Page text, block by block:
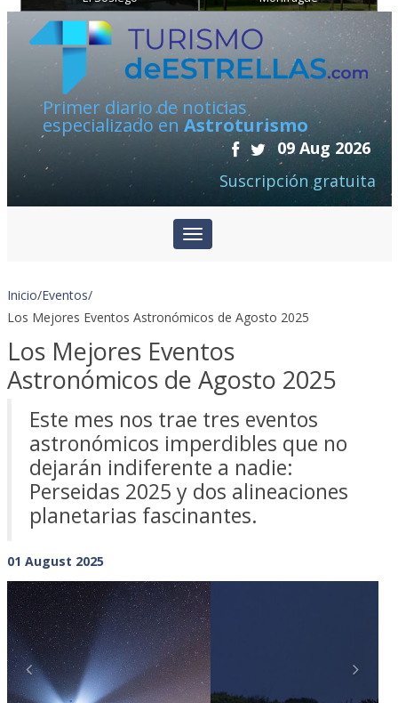
Primer diario de noticias
especializado en Astroturismo
09 Aug 2026
Suscripción gratuita
Inicio/Eventos/
Los Mejores Eventos Astronómicos de Agosto 2025
Los Mejores Eventos
Astronómicos de Agosto 2025
Este mes nos trae tres eventos
astronómicos imperdibles que no
dejarán indiferente a nadie:
Perseidas 2025 y dos alineaciones
planetarias fascinantes.
01 August 2025
Previous